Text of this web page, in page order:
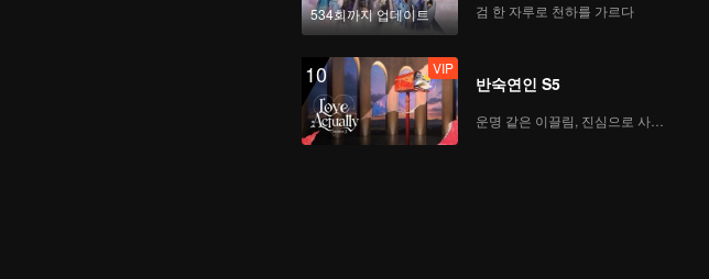
534회까지 업데이트 검 한 자루로 천하를 가르다
10 VIP
반숙연인 S5
운명 같은 이끌림, 진심으로 사랑하다